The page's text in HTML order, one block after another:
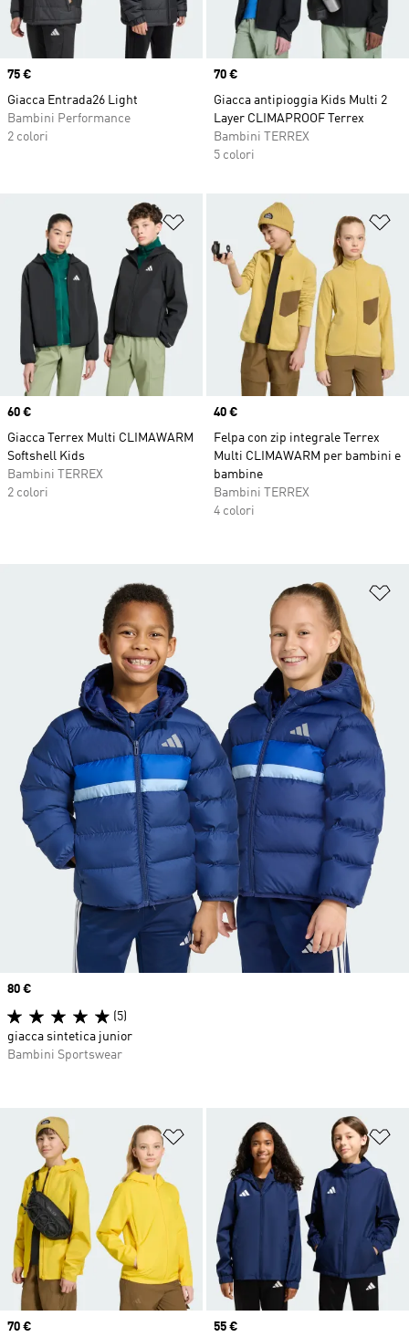
Price
75 €
Giacca Entrada26 Light
Bambini Performance
2 colori
Price
70 €
Giacca antipioggia Kids Multi 2
Layer CLIMAPROOF Terrex
Bambini TERREX
5 colori
Aggiungi alla lista dei desideri
Price
60 €
Giacca Terrex Multi CLIMAWARM
Softshell Kids
Bambini TERREX
2 colori
Price
40 €
Felpa con zip integrale Terrex
Multi CLIMAWARM per bambini e
bambine
Bambini TERREX
4 colori
Aggiungi alla lista dei desideri
Price
70 €
Price
55 €
Price
80 €
(5)
giacca sintetica junior
Bambini Sportswear